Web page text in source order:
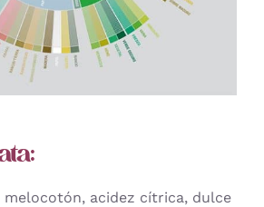
melocotón, acidez cítrica, dulce